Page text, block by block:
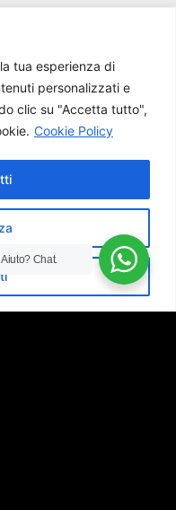
tua esperienza di
personalizzati e
clic su "Accetta tutto",
Cookie Policy
Chat.